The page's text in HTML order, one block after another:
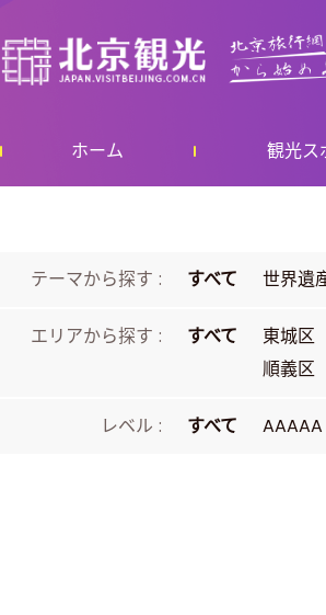
ホーム 観光ス
テーマから探す : すべて 世界遺
エリアから探す : すべて 東城区
順義区
レベル : すべて AAAAA